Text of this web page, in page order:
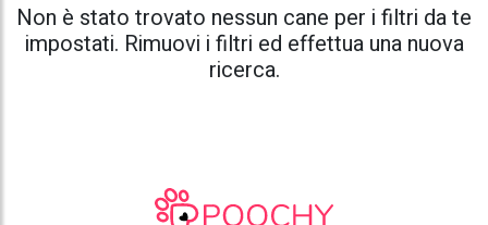
Non è stato trovato nessun cane per i filtri da te
impostati. Rimuovi i filtri ed effettua una nuova
ricerca.